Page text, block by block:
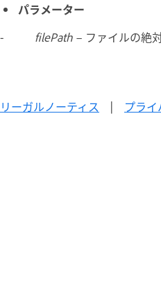
パラメーター
- filePath – ファイルの絶
リーガルノーティス | プラ